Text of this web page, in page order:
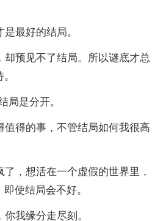
最好的结局。
却预见不了结局。所以谜底才总
局是分开。
值得的事，不管结局如何我很高
，想活在一个虚假的世界里，
使结局会不好。
我缘分走尽刻。